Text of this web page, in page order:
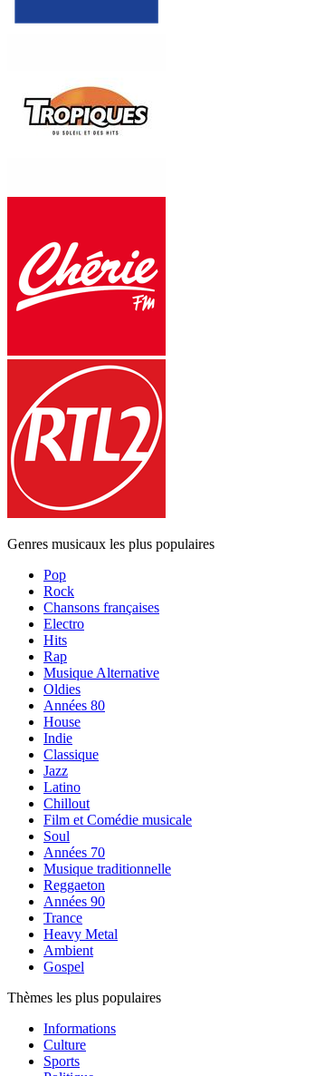
Genres musicaux les plus populaires
Pop
Rock
Chansons françaises
Electro
Hits
Rap
Musique Alternative
Oldies
Années 80
House
Indie
Classique
Jazz
Latino
Chillout
Film et Comédie musicale
Soul
Années 70
Musique traditionnelle
Reggaeton
Années 90
Trance
Heavy Metal
Ambient
Gospel
Thèmes les plus populaires
Informations
Culture
Sports